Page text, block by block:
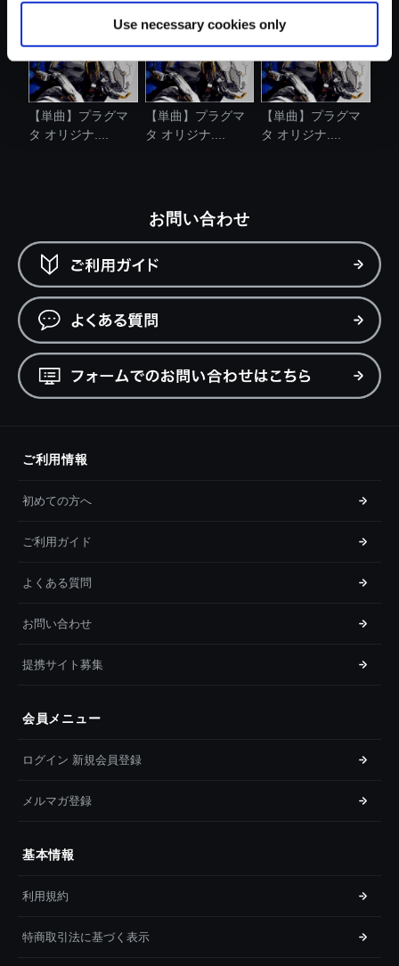
Use necessary cookies only
【単曲】プラグマ
タ オリジナ....
【単曲】プラグマ
タ オリジナ....
【単曲】プラグマ
タ オリジナ....
お問い合わせ
ご利用情報
初めての方へ
ご利用ガイド
よくある質問
お問い合わせ
提携サイト募集
会員メニュー
ログイン 新規会員登録
メルマガ登録
基本情報
利用規約
特商取引法に基づく表示